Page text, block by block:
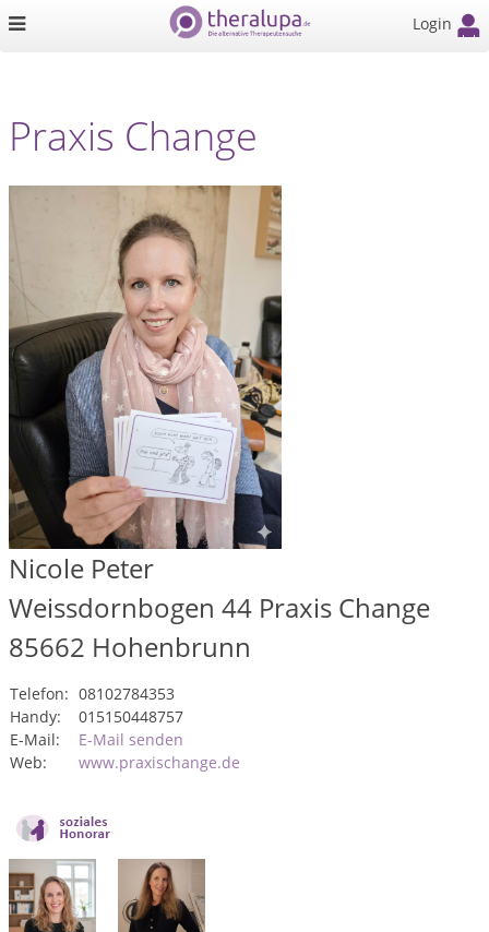
Login
Praxis Change
Nicole Peter
Weissdornbogen 44 Praxis Change
85662 Hohenbrunn
Telefon: 08102784353
Handy:
015150448757
E-Mail:
E-Mail senden
Web:
www.praxischange.de